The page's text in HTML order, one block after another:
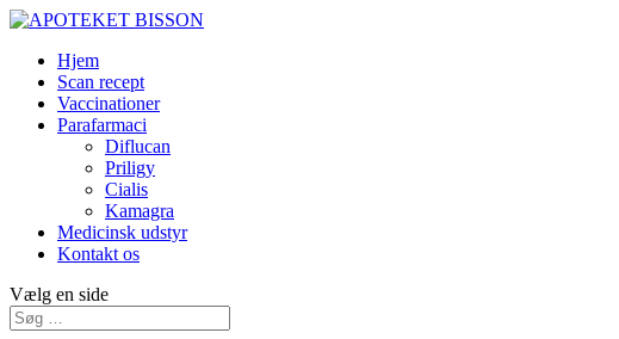
Hjem
Scan recept
Vaccinationer
Parafarmaci
Diflucan
Priligy
Cialis
Kamagra
Medicinsk udstyr
Kontakt os
Vælg en side